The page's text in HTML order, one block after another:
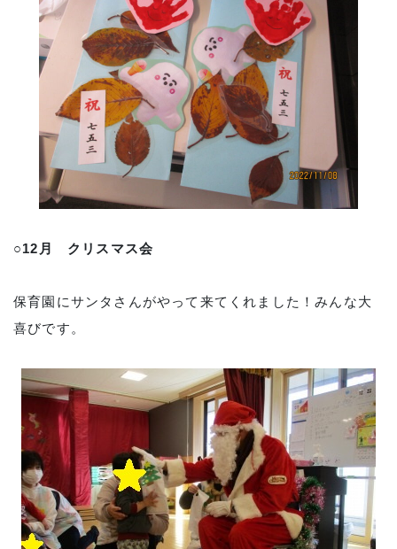
○12月 クリスマス会
保育園にサンタさんがやって来てくれました！みんな大
喜びです。